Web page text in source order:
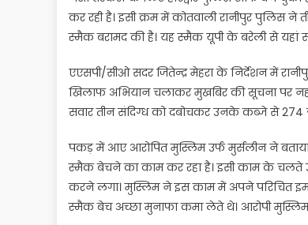
कर रही है। इसी क्रम में कोतवाली रानीपुर
स्मैक बरामद की है। यह स्मैक यूपी के बरेली से यहां
एएसपी/सीओ सदर जितेन्द्र मेहरा के निर्देशन में
खिलाफ अभियान चलाकर मुखबिर की सूचना पर
सवार तीन संदिग्ध को दबोचकर उनके कब्जे से 274
पकड़ में आए आरोपित मुस्लिम उर्फ मुर्सलीन ने
स्मैक बेचने का काम कर रहा है। इसी काम के चलते
करने लगा। मुस्लिम ने इस काम में अपने परिचित
स्मैक बेच अच्छा मुनाफा कमा लेते थे। आरोपी मुस्लिम